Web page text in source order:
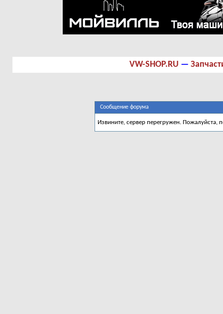
VW-SHOP.RU —
Сообщение форума
Извините, сервер перегружен. Пожалуйста,